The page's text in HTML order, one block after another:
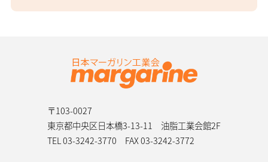
〒103-0027
東京都中央区日本橋3-13-11 油脂工業会館2F
TEL 03-3242-3770 FAX 03-3242-3772